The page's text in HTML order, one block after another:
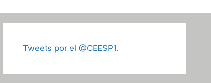
Tweets por el @CEESP1.